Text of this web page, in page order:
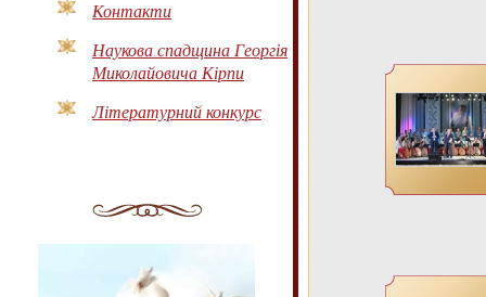
Контакти
Наукова спадщина Георгія
Миколайовича Кірпи
Літературний конкурс